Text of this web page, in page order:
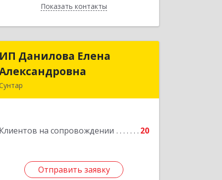
Показать контакты
Назад
ИП Данилова Елена
Клиентов на сопровождении 20
Отправить заявку
ИП Данилова Елена
Александровна
Отправить заявку